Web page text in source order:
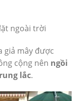
ngoài trời
giả mây được
cộng nên ngồi
lắc.